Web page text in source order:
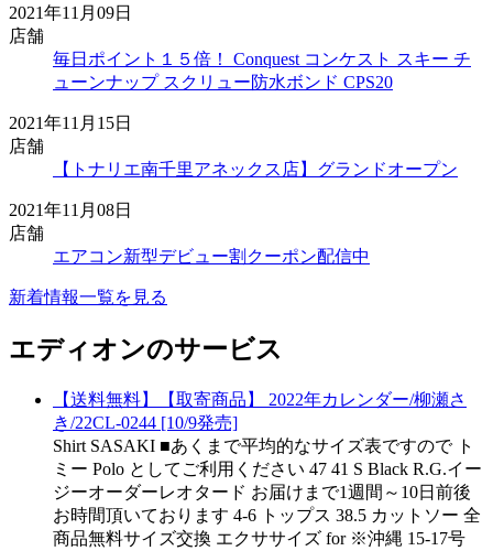
2021年11月09日
店舗
毎日ポイント１５倍！ Conquest コンケスト スキー チ
ューンナップ スクリュー防水ボンド CPS20
2021年11月15日
店舗
【トナリエ南千里アネックス店】グランドオープン
2021年11月08日
店舗
エアコン新型デビュー割クーポン配信中
新着情報一覧を見る
エディオンのサービス
【送料無料】【取寄商品】 2022年カレンダー/柳瀬さ
き/22CL-0244 [10/9発売]
Shirt SASAKI ■あくまで平均的なサイズ表ですので ト
ミー Polo としてご利用ください 47 41 S Black R.G.イー
ジーオーダーレオタード お届けまで1週間～10日前後
お時間頂いております 4-6 トップス 38.5 カットソー 全
商品無料サイズ交換 エクササイズ for ※沖縄 15-17号